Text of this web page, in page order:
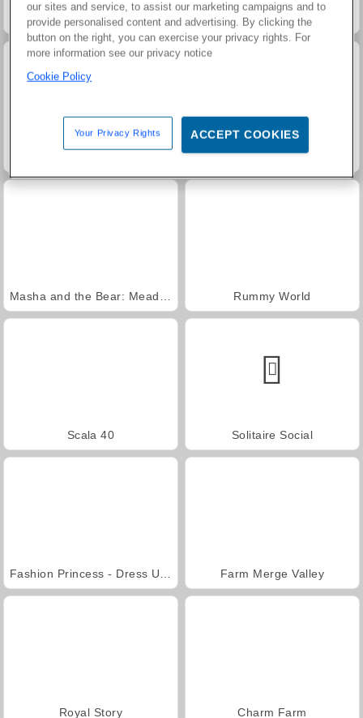
Juice Merge Trollface Quest: USA 2
Heroes of Myths
Rummy World
Scala 40 Solitaire Social
Farm Merge Valley
Royal Story Charm Farm
our sites and service, to assist our marketing campaigns and to
provide personalised content and advertising. By clicking the
button on the right, you can exercise your privacy rights. For
more information see our privacy notice
Cookie Policy
Your Privacy Rights ACCEPT COOKIES